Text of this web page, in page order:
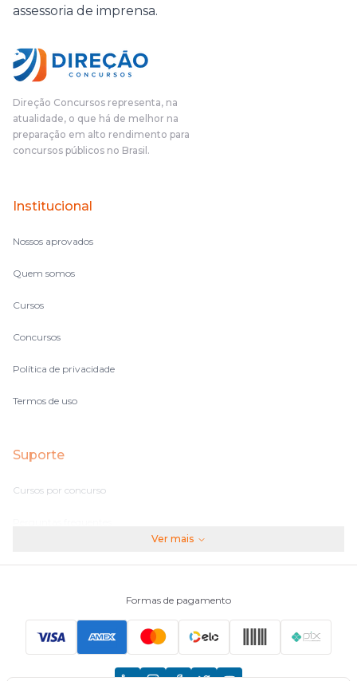
assessoria de imprensa.
Direção Concursos representa, na
atualidade, o que há de melhor na
preparação em alto rendimento para
concursos públicos no Brasil.
Institucional
Nossos aprovados
Quem somos
Cursos
Concursos
Política de privacidade
Termos de uso
Suporte
Cursos por concurso
Principais Concursos
CNU
Ver mais
Formas de pagamento